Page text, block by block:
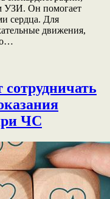
УЗИ. Он помогает
сердца. Для
движения,
сотрудничать
ЧС